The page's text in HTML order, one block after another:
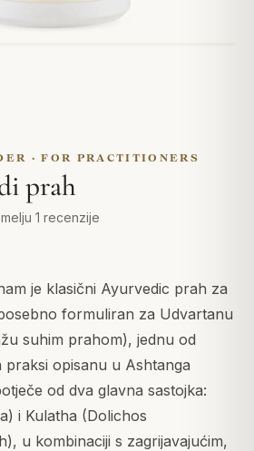
· FOR PRACTITIONERS
prah
1 recenzije
je klasični Ayurvedic prah za
formuliran za Udvartanu
suhim prahom), jednu od
opisanu u Ashtanga
od dva glavna sastojka:
i Kulatha (Dolichos
u kombinaciji s zagrijavajućim,